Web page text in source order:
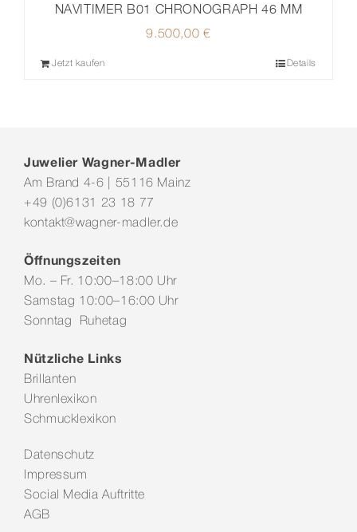
NAVITIMER B01 CHRONOGRAPH 46 MM
9.500,00€
Jetzt kaufen Details
Juwelier Wagner-Madler
Am Brand 4-6 | 55116 Mainz
+49 (0)6131 23 18 77
kontakt@wagner-madler.de
Öffnungszeiten
Mo. – Fr. 10:00–18:00 Uhr
Samstag 10:00–16:00 Uhr
Sonntag Ruhetag
Nützliche Links
Brillanten
Uhrenlexikon
Schmucklexikon
Datenschutz
Impressum
Social Media Auftritte
AGB